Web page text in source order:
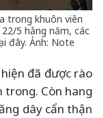
trong khuôn viên
5 hằng năm, các
đây. Ảnh: Note
đã được rào
trong. Còn hang
dây cẩn thận